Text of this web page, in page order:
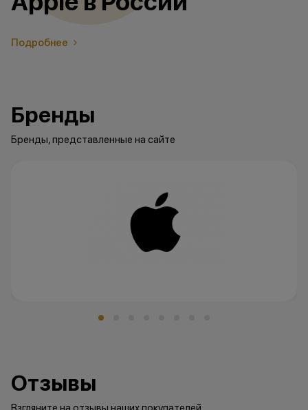
Подробнее
Бренды
Бренды, представленные на сайте
Отзывы